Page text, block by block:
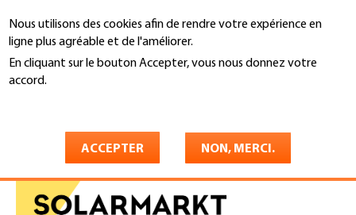
Nous utilisons des cookies afin de rendre votre expérience en
ligne plus agréable et de l'améliorer.
En cliquant sur le bouton Accepter, vous nous donnez votre
accord.
ACCEPTER NON, MERCI.
au
contenu
principal
Recherche
You